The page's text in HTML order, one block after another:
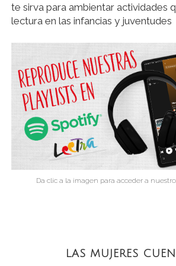
te sirva para ambientar actividades
lectura en las infancias y juventudes
Da clic a la imagen para acceder a
LAS MUJERES